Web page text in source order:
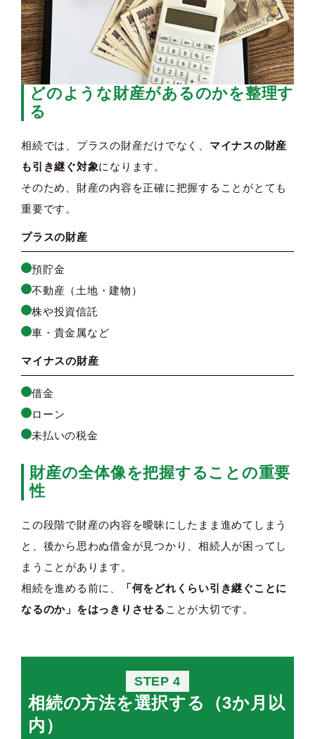
どのような財産があるのかを整理す
る
相続では、プラスの財産だけでなく、 マイナスの財産
も引き継ぐ対象になります。
そのため、財産の内容を正確に把握することがとても
重要です。
プラスの財産
預貯金
不動産（土地・建物）
株や投資信託
車・貴金属など
マイナスの財産
借金
ローン
未払いの税金
財産の全体像を把握することの重要
性
この段階で財産の内容を曖昧にしたまま進めてしまう
と、後から思わぬ借金が見つかり、相続人が困ってし
まうことがあります。
相続を進める前に、
「何をどれくらい引き継ぐことに
なるのか」をはっきりさせる ことが大切です。
STEP 4
相続の方法を選択する（3か月以
内）